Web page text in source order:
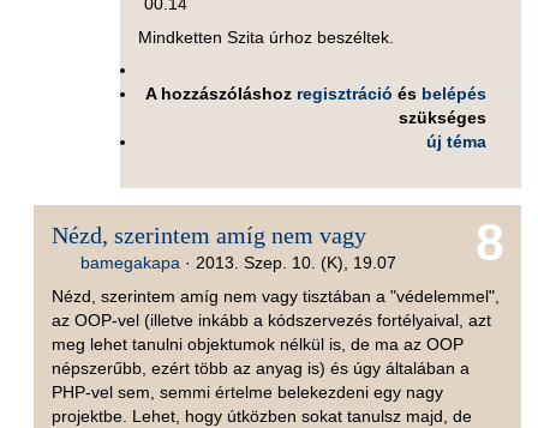
00.14
Mindketten Szita úrhoz beszéltek.
A hozzászóláshoz regisztráció és belépés
szükséges
új téma
8
Nézd, szerintem amíg nem vagy
bamegakapa· 2013. Szep. 10. (K), 19.07
Nézd, szerintem amíg nem vagy tisztában a "védelemmel",
az OOP-vel (illetve inkább a kódszervezés fortélyaival, azt
meg lehet tanulni objektumok nélkül is, de ma az OOP
népszerűbb, ezért több az anyag is) és úgy általában a
PHP-vel sem, semmi értelme belekezdeni egy nagy
projektbe. Lehet, hogy útközben sokat tanulsz majd, de